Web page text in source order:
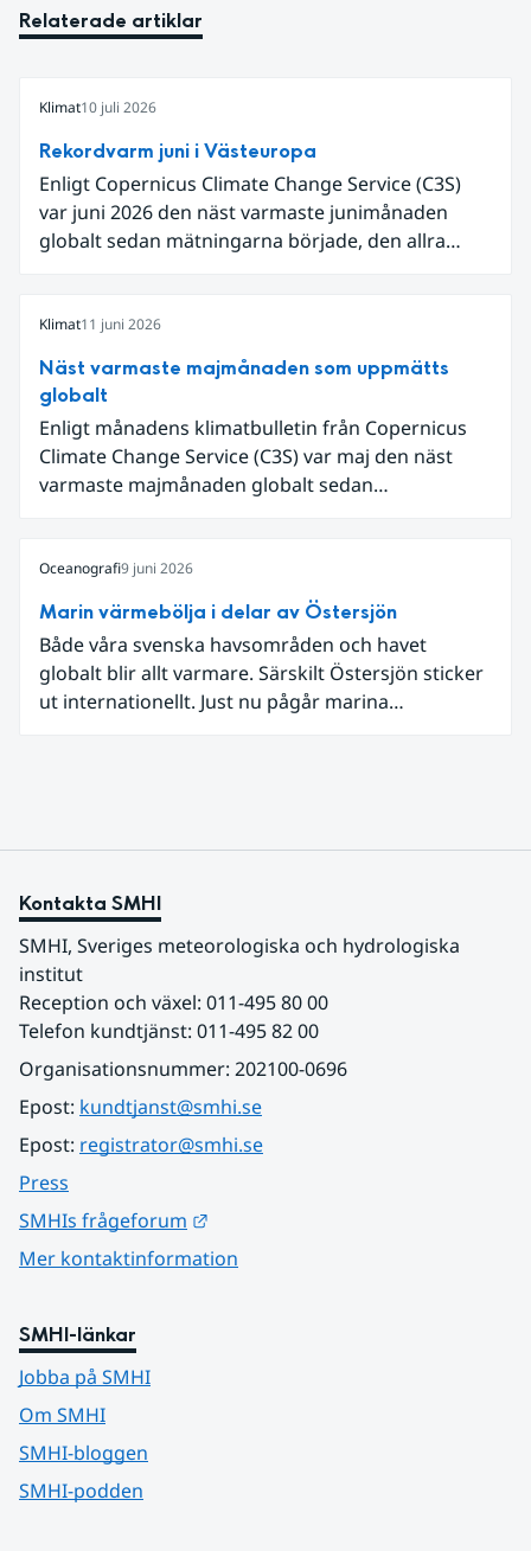
Relaterade artiklar
Klimat10 juli 2026
Rekordvarm juni i Västeuropa
Enligt Copernicus Climate Change Service (C3S)
var juni 2026 den näst varmaste junimånaden
globalt sedan mätningarna började, den allra
begränsar oss till Västeuropa var det den allra
varmaste juni. Detta betingades till stor del av en
extrem hetta i slutet av månaden. Världshavens
ytvattentemperaturer var den högsta som
uppmätts för en juni månad, vilket ligger i fas med
en framväxande El Niño i Stilla havet.
Klimat11 juni 2026
Näst varmaste majmånaden som uppmätts
globalt
Enligt månadens klimatbulletin från Copernicus
Climate Change Service (C3S) var maj den näst
varmaste majmånaden globalt sedan
varma – havsytetemperaturerna var de näst
högsta som noterats för en majmånad, med
extremt höga temperaturer i tropiska Stilla havet.
Oceanografi9 juni 2026
Marin värmebölja i delar av Östersjön
Både våra svenska havsområden och havet
globalt blir allt varmare. Särskilt Östersjön sticker
ut internationellt. Just nu pågår marina
bland annat leda till ökad risk för algblomning och
Kontakta SMHI
SMHI, Sveriges meteorologiska och hydrologiska
institut
Reception och växel: 011-495 80 00
Telefon kundtjänst: 011-495 82 00
Organisationsnummer: 202100-0696
Epost: kundtjanst@smhi.se
Epost: registrator@smhi.se
Press
SMHIs frågeforum
Mer kontaktinformation
SMHI-länkar
Jobba på SMHI
Om SMHI
SMHI-bloggen
SMHI-podden